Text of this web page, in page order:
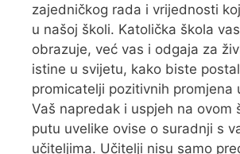
zajedničkog rada i vrijednosti
u našoj školi. Katolička škola
obrazuje, već vas i odgaja za
istine u svijetu, kako biste
promicatelji pozitivnih promjena
Vaš napredak i uspjeh na ovom
putu uvelike ovise o suradnji s
učiteljima. Učitelji nisu samo